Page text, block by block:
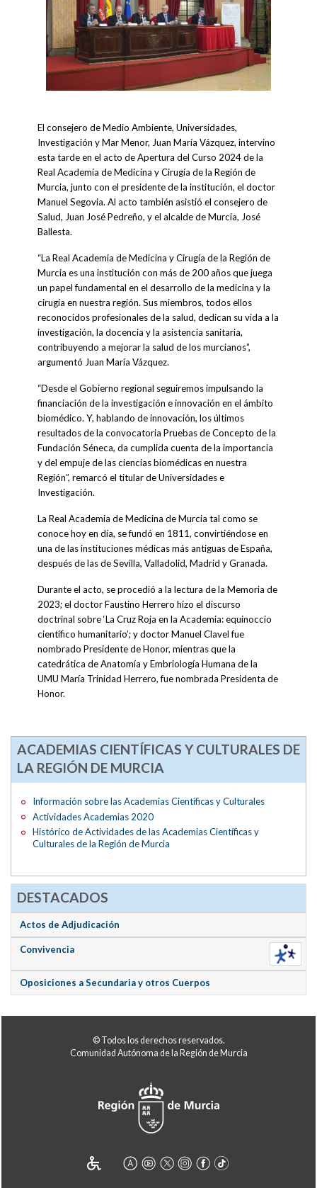
El consejero de Medio Ambiente, Universidades,
Investigación y Mar Menor, Juan María Vázquez, intervino
esta tarde en el acto de Apertura del Curso 2024 de la
Real Academia de Medicina y Cirugía de la Región de
Murcia, junto con el presidente de la institución, el doctor
Manuel Segovia. Al acto también asistió el consejero de
Salud, Juan José Pedreño, y el alcalde de Murcia, José
Ballesta.
“La Real Academia de Medicina y Cirugía de la Región de
Murcia es una institución con más de 200 años que juega
un papel fundamental en el desarrollo de la medicina y la
cirugía en nuestra región. Sus miembros, todos ellos
reconocidos profesionales de la salud, dedican su vida a la
investigación, la docencia y la asistencia sanitaria,
contribuyendo a mejorar la salud de los murcianos”,
argumentó Juan María Vázquez.
“Desde el Gobierno regional seguiremos impulsando la
financiación de la investigación e innovación en el ámbito
biomédico. Y, hablando de innovación, los últimos
resultados de la convocatoria Pruebas de Concepto de la
Fundación Séneca, da cumplida cuenta de la importancia
y del empuje de las ciencias biomédicas en nuestra
Región”, remarcó el titular de Universidades e
Investigación.
La Real Academia de Medicina de Murcia tal como se
conoce hoy en día, se fundó en 1811, convirtiéndose en
una de las instituciones médicas más antiguas de España,
después de las de Sevilla, Valladolid, Madrid y Granada.
Durante el acto, se procedió a la lectura de la Memoria de
2023; el doctor Faustino Herrero hizo el discurso
doctrinal sobre ‘La Cruz Roja en la Academia: equinoccio
científico humanitario’; y doctor Manuel Clavel fue
nombrado Presidente de Honor, mientras que la
catedrática de Anatomía y Embriología Humana de la
UMU María Trinidad Herrero, fue nombrada Presidenta de
Honor.
ACADEMIAS CIENTÍFICAS Y CULTURALES DE
LA REGIÓN DE MURCIA
Información sobre las Academias Científicas y Culturales
Actividades Academias 2020
Histórico de Actividades de las Academias Científicas y
Culturales de la Región de Murcia
DESTACADOS
Actos de Adjudicación
Convivencia
Oposiciones a Secundaria y otros Cuerpos
© Todos los derechos reservados.
Comunidad Autónoma de la Región de Murcia